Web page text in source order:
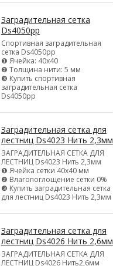
Заградительная сетка
Ds4050pp
Спортивная заградительная
сетка Ds4050pp
❶ Ячейка: 40х40
❷ Толщина нити: 5 мм
❸ Купить спортивная
заградительная сетка
Ds4050pp
Заградительная сетка для
лестниц Ds4023 Нить 2,3мм
ЗАГРАДИТЕЛЬНАЯ СЕТКА ДЛЯ
ЛЕСТНИЦ Ds4023 Нить 2,3мм
❶ Ячейка сетки 40х40 мм
❷ Влагопоглощение сетки 0%
❸ Купить заградительная сетка
для лестниц Ds4023 Нить 2,3мм
Заградительная сетка для
лестниц Ds4026 Нить 2,6мм
ЗАГРАДИТЕЛЬНАЯ СЕТКА ДЛЯ
ЛЕСТНИЦ Ds4026 Нить2,6мм